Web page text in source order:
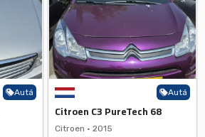
Autá Autá
Citroen C3 PureTech 68
Citroen • 2015